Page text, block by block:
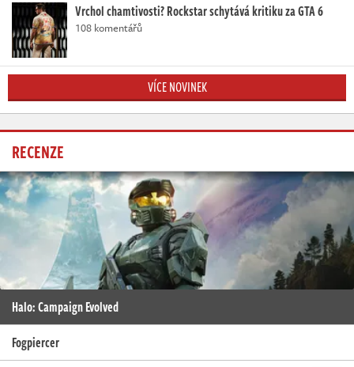
Vrchol chamtivosti? Rockstar schytává kritiku za GTA 6
108 komentářů
VÍCE NOVINEK
RECENZE
Halo: Campaign Evolved
Fogpiercer